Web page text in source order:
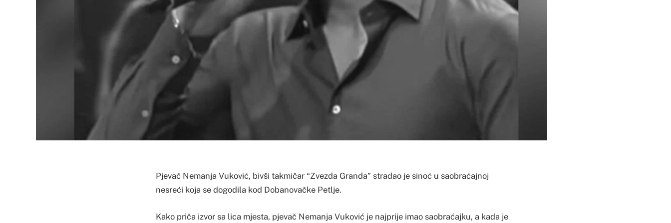
Pjevač Nemanja Vuković, bivši takmičar “Zvezda Granda” stradao je sinoć u saobraćajnoj
nesreći koja se dogodila kod Dobanovačke Petlje.
Kako priča izvor sa lica mjesta, pjevač Nemanja Vuković je najprije imao saobraćajku, a kada je